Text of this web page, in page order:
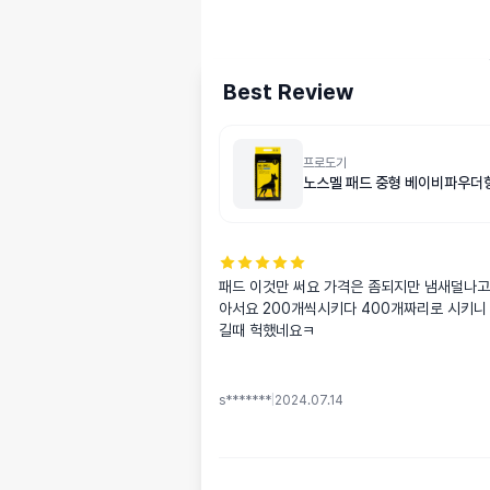
Best Review
프로도기
노스멜 패드 중형 베이비파우
패드 이것만 써요 가격은 좀되지만 냄새덜나
아서요 200개씩시키다 400개짜리로 시키니
길때 헉했네요ㅋ
s******* 2024.07.14